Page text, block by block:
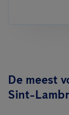
De meest
Sint-